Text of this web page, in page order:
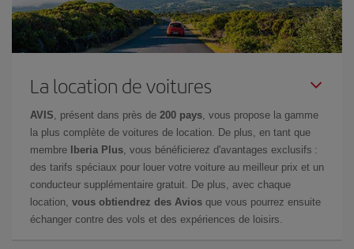
La location de voitures
AVIS , présent dans près de 200 pays , vous propose la gamme
la plus complète de voitures de location. De plus, en tant que
membre
Iberia Plus , vous bénéficierez d'avantages exclusifs :
des tarifs spéciaux pour louer votre voiture au meilleur prix et un
conducteur supplémentaire gratuit. De plus, avec chaque
location, vous obtiendrez des Avios que vous pourrez ensuite
échanger contre des vols et des expériences de loisirs.